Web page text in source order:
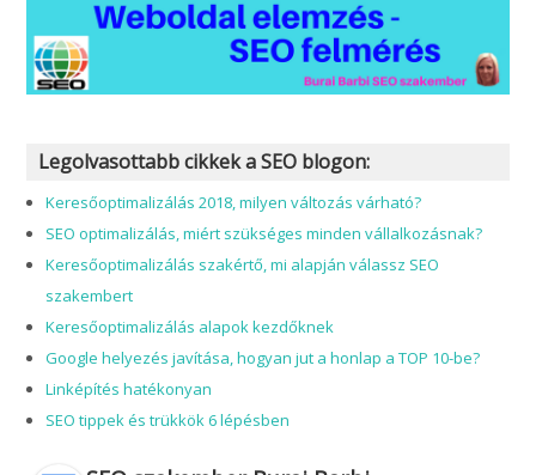
Legolvasottabb cikkek a SEO blogon:
Keresőoptimalizálás 2018, milyen változás várható?
SEO optimalizálás, miért szükséges minden vállalkozásnak?
Keresőoptimalizálás szakértő, mi alapján válassz SEO
szakembert
Keresőoptimalizálás alapok kezdőknek
Google helyezés javítása, hogyan jut a honlap a TOP 10-be?
Linképítés hatékonyan
SEO tippek és trükkök 6 lépésben